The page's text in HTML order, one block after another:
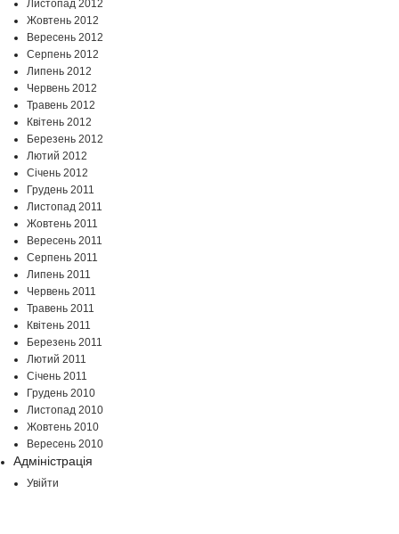
Листопад 2012
Жовтень 2012
Вересень 2012
Серпень 2012
Липень 2012
Червень 2012
Травень 2012
Квітень 2012
Березень 2012
Лютий 2012
Січень 2012
Грудень 2011
Листопад 2011
Жовтень 2011
Вересень 2011
Серпень 2011
Липень 2011
Червень 2011
Травень 2011
Квітень 2011
Березень 2011
Лютий 2011
Січень 2011
Грудень 2010
Листопад 2010
Жовтень 2010
Вересень 2010
Адміністрація
Увійти